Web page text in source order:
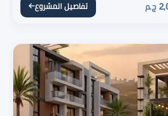
ج.م تفاصيل المشروع